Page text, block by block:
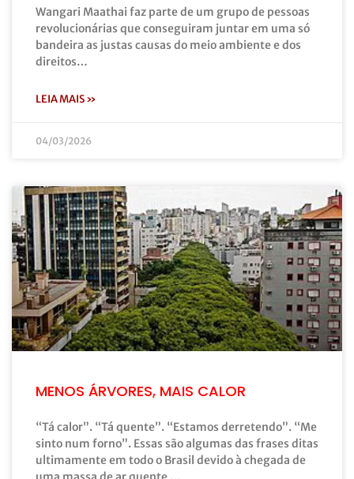
Wangari Maathai faz parte de um grupo de pessoas
revolucionárias que conseguiram juntar em uma só
bandeira as justas causas do meio ambiente e dos
direitos…
LEIA MAIS »
04/03/2026
MENOS ÁRVORES, MAIS CALOR
“Tá calor”. “Tá quente”. “Estamos derretendo”. “Me
sinto num forno”. Essas são algumas das frases ditas
ultimamente em todo o Brasil devido à chegada de